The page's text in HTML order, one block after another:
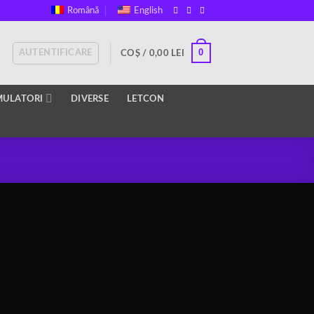
Română English
AUTENTIFICARE COȘ / 0,00 LEI 0
DIVERSE LETCON